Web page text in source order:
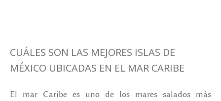
CUÁLES SON LAS MEJORES ISLAS DE
MÉXICO UBICADAS EN EL MAR CARIBE
El mar Caribe es uno de los mares salados más